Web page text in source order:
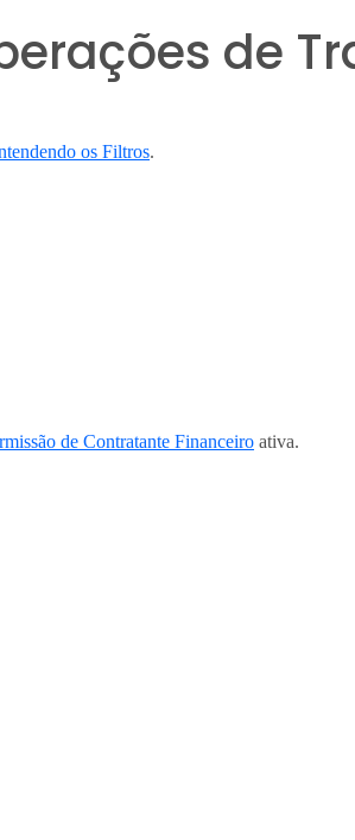
de
os Filtros.
de Contratante Financeiro ativa.